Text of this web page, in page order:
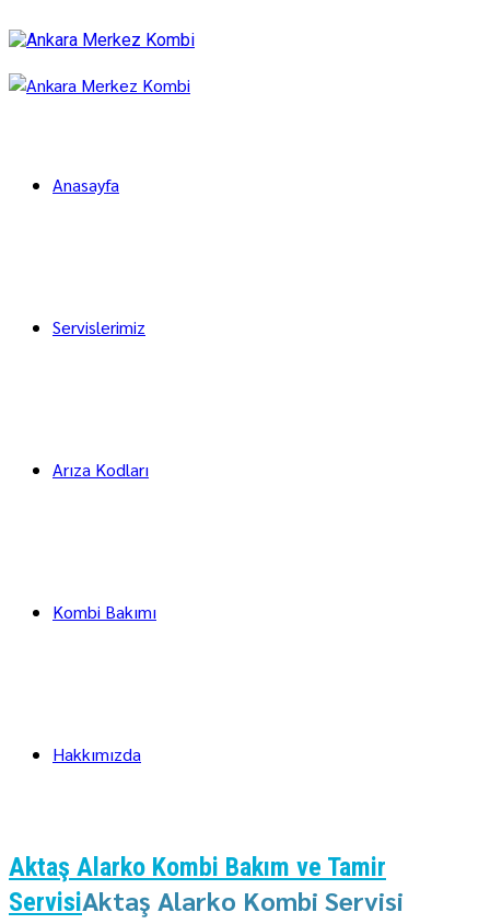
Anasayfa
Servislerimiz
Arıza Kodları
Kombi Bakımı
Hakkımızda
Aktaş Alarko Kombi Bakım ve Tamir
ServisiAktaş Alarko Kombi Servisi